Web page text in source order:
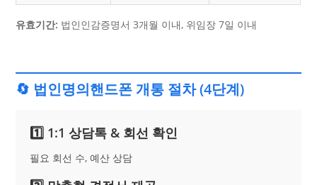
유효기간: 법인인감증명서 3개월 이내, 위임장 7일 이내
🔄 법인명의핸드폰 개통 절차 (4단계)
1️⃣ 1:1 상담톡 & 회선 확인
필요 회선 수, 예산 상담